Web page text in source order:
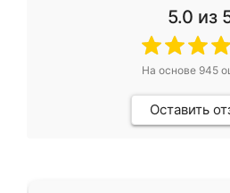
5.0 из
На основе 945
Оставить